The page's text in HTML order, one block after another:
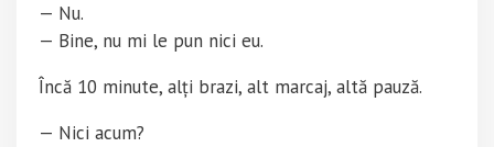
— Nu.
— Bine, nu mi le pun nici eu.
Încă 10 minute, alți brazi, alt marcaj, altă pauză.
— Nici acum?